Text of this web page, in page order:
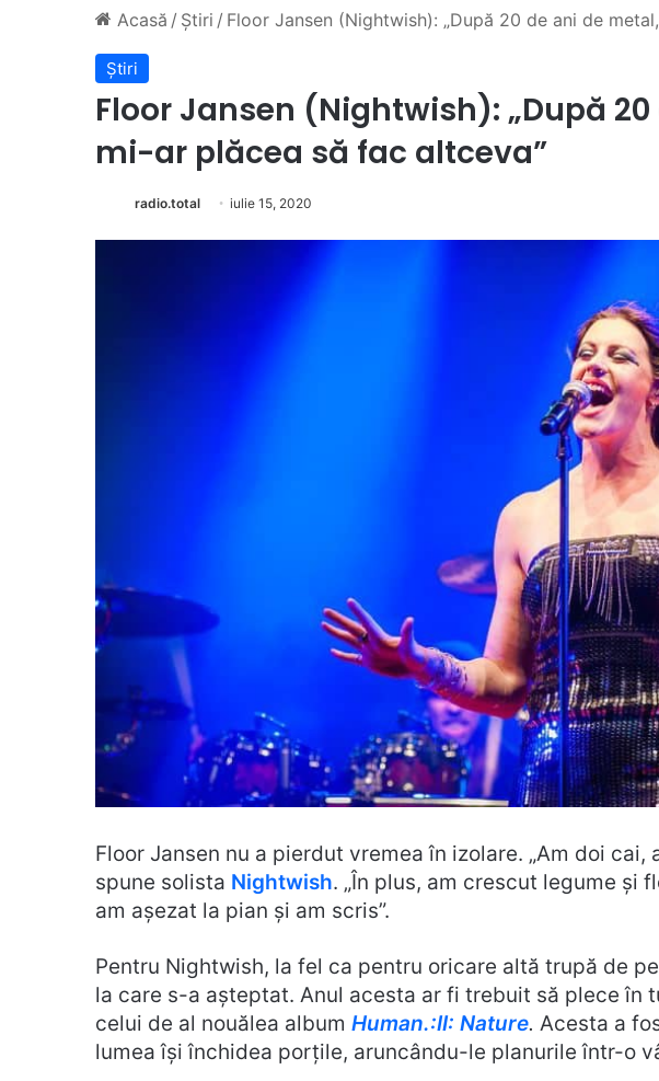
Acasă / Știri / Floor Jansen (Nightwish): „După 20 de ani de
Știri
Floor Jansen (Nightwish): „După
mi-ar plăcea să fac altceva”
radio.total iulie 15, 2020
Floor Jansen nu a pierdut vremea în izolare. „Am doi
spune solista Nightwish. „În plus, am crescut legume și
am așezat la pian și am scris”.
Pentru Nightwish, la fel ca pentru oricare altă trupă de
la care s-a așteptat. Anul acesta ar fi trebuit să plece în
celui de al nouălea album Human.:II: Nature. Acesta a
lumea își închidea porțile, aruncându-le planurile într-o